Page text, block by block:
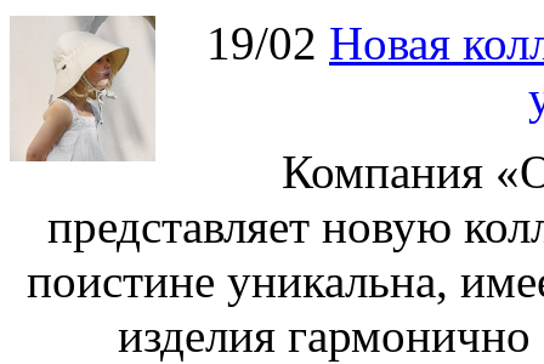
19/02 Новая
Компания
представляет новую
поистине уникальна,
изделия